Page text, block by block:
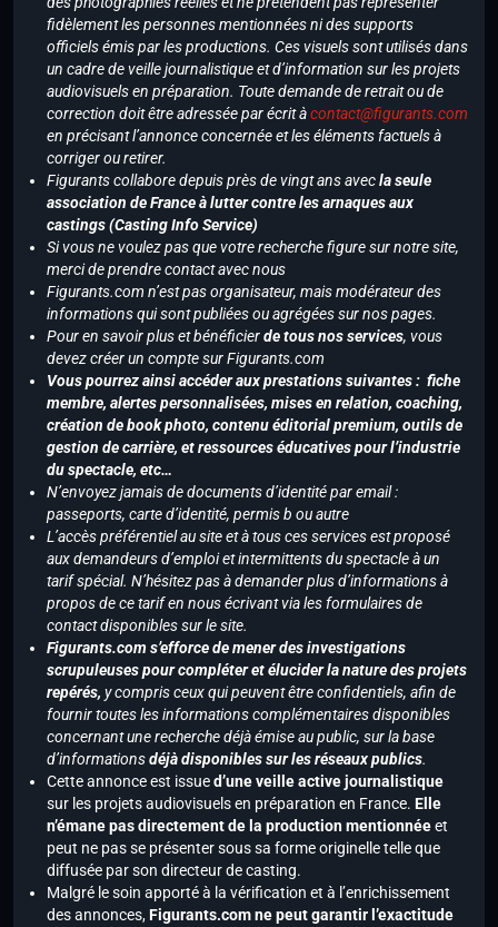
fidèlement les personnes mentionnées ni des supports
officiels émis par les productions. Ces visuels sont utilisés dans
un cadre de veille journalistique et d’information sur les projets
audiovisuels en préparation. Toute demande de retrait ou de
correction doit être adressée par écrit àcontact@figurants.com
en précisant l’annonce concernée et les éléments factuels à
corriger ou retirer.
Figurants collabore depuis près de vingt ans avecla seule
association de France à lutter contre les arnaques aux
castings (Casting Info Service)
Si vous ne voulez pas que votre recherche figure sur notre site,
merci de prendre contact avec nous
Figurants.com n’est pas organisateur, mais modérateur des
informations qui sont publiées ou agrégées sur nos pages.
Pour en savoir plus et bénéficierde tous nos services, vous
devez créer un compte sur Figurants.com
Vous pourrez ainsi accéder aux prestations suivantes : fiche
membre, alertes personnalisées, mises en relation, coaching,
création de book photo, contenu éditorial premium, outils de
gestion de carrière, et ressources éducatives pour l’industrie
du spectacle, etc…
N’envoyez jamais de documents d’identité par email :
passeports, carte d’identité, permis b ou autre
L’accès préférentiel au site et à tous ces services est proposé
aux demandeurs d’emploi et intermittents du spectacle à un
tarif spécial. N’hésitez pas à demander plus d’informations à
propos de ce tarif en nous écrivant via les formulaires de
contact disponibles sur le site.
Figurants.com s’efforce de mener des investigations
scrupuleuses pour compléter et élucider la nature des projets
repérés, y compris ceux qui peuvent être confidentiels, afin de
fournir toutes les informations complémentaires disponibles
concernant une recherche déjà émise au public, sur la base
d’informationsdéjà disponibles sur les réseaux publics.
Cette annonce est issued’une veille active journalistique
sur les projets audiovisuels en préparation en France. Elle
n’émane pas directement de la production mentionnéeet
peut ne pas se présenter sous sa forme originelle telle que
diffusée par son directeur de casting.
Malgré le soin apporté à la vérification et à l’enrichissement
des annonces,Figurants.com ne peut garantir l’exactitude